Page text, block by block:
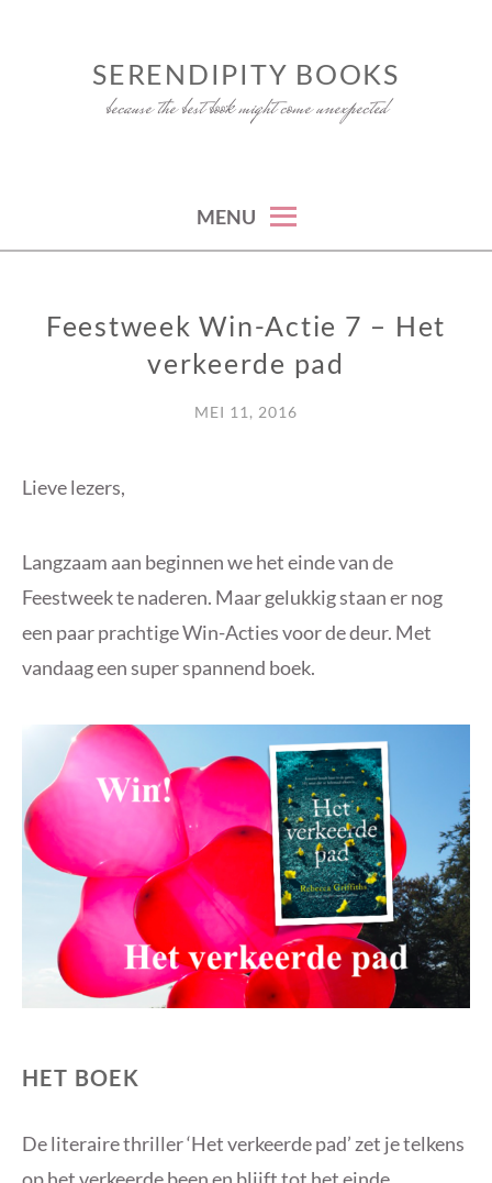
SERENDIPITY BOOKS
because the best book might come unexpected
MENU
JARIG
Feestweek Win-Actie 7 – Het
verkeerde pad
MEI 11, 2016
Lieve lezers,
Langzaam aan beginnen we het einde van de
Feestweek te naderen. Maar gelukkig staan er nog
een paar prachtige Win-Acties voor de deur. Met
vandaag een super spannend boek.
HET BOEK
De literaire thriller ‘Het verkeerde pad’ zet je telkens